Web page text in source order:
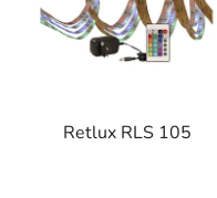
Retlux RLS 105